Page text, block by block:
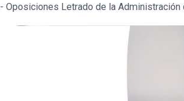
-Oposiciones Letrado de la